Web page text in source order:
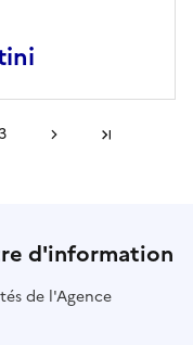
Page suivante
d'information
de l'Agence